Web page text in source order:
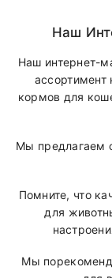
Наш
Наш интернет-
ассортимент
кормов для
Мы предлагаем
Помните, что
для
Мы